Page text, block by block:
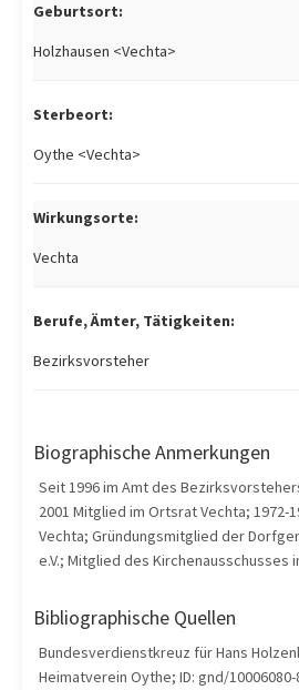
Geburtsort:
Holzhausen <Vechta>
Sterbeort:
Oythe <Vechta>
Wirkungsorte:
Vechta
Berufe, Ämter, Tätigkeiten:
Bezirksvorsteher
Biographische Anmerkungen
Seit 1996 im Amt des
2001 Mitglied im Ortsrat Vechta; 1972-
Vechta; Gründungsmitglied der
e.V.; Mitglied des Kirchenausschusses
Bibliographische Quellen
Bundesverdienstkreuz für Hans
Heimatverein Oythe; ID: gnd/